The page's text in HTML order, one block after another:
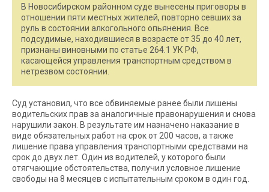
В Новосибирском районном суде вынесены приговоры в
отношении пяти местных жителей, повторно севших за
руль в состоянии алкогольного опьянения. Все
подсудимые, находившиеся в возрасте от 35 до 40 лет,
признаны виновными по статье 264.1 УК РФ,
касающейся управления транспортным средством в
нетрезвом состоянии.
Суд установил, что все обвиняемые ранее были лишены
водительских прав за аналогичные правонарушения и снова
нарушили закон. В результате им назначено наказание в
виде обязательных работ на срок от 200 часов, а также
лишение права управления транспортными средствами на
срок до двух лет. Один из водителей, у которого были
отягчающие обстоятельства, получил условное лишение
свободы на 8 месяцев с испытательным сроком в один год.